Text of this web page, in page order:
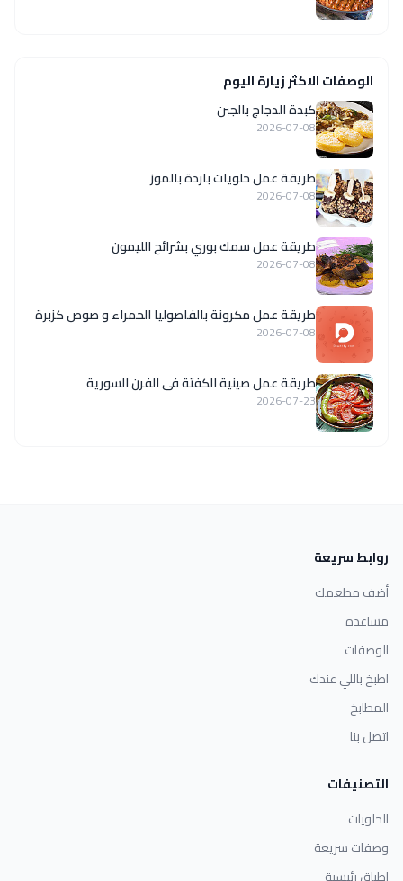
الوصفات الاكثر زيارة اليوم
كبدة الدجاج بالجبن
2026-07-08
طريقة عمل حلويات باردة بالموز
2026-07-08
طريقة عمل سمك بوري بشرائح الليمون
2026-07-08
طريقة عمل مكرونة بالفاصوليا الحمراء و صوص كزبرة
2026-07-08
طريقة عمل صينية الكفتة فى الفرن السورية
2026-07-23
روابط سريعة
أضف مطعمك
مساعدة
الوصفات
اطبخ باللي عندك
المطابخ
اتصل بنا
التصنيفات
الحلويات
وصفات سريعة
اطباق رئيسية